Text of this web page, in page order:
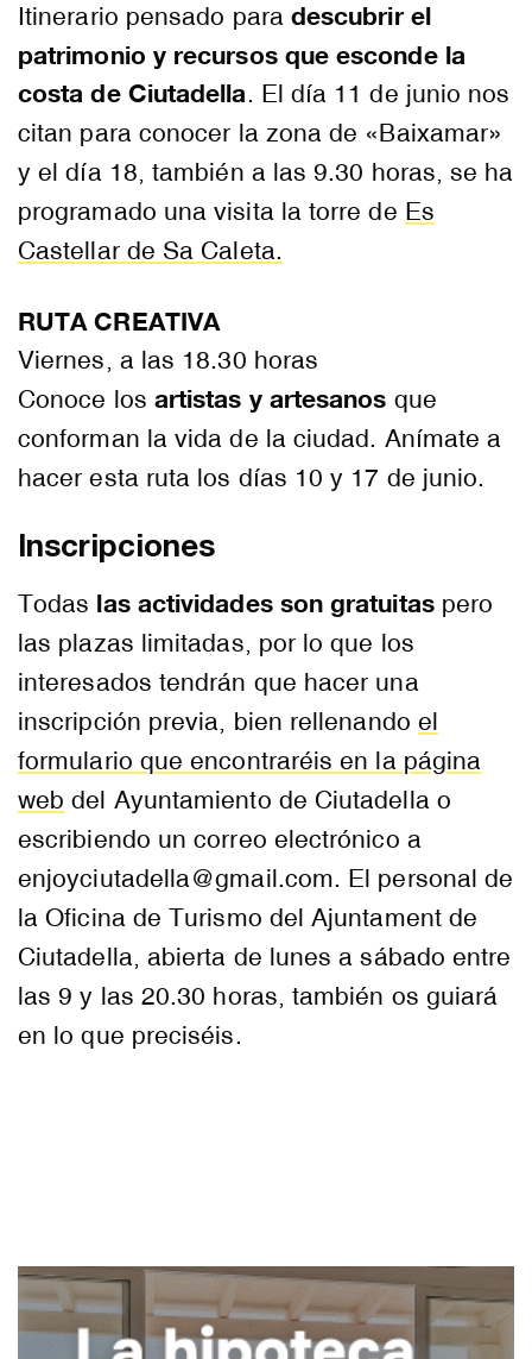
Itinerario pensado para descubrir el
patrimonio y recursos que esconde la
costa de Ciutadella. El día 11 de junio nos
citan para conocer la zona de «Baixamar»
y el día 18, también a las 9.30 horas, se ha
programado una visita la torre de Es
Castellar de Sa Caleta.
RUTA CREATIVA
Viernes, a las 18.30 horas
Conoce los artistas y artesanos que
conforman la vida de la ciudad. Anímate a
hacer esta ruta los días 10 y 17 de junio.
Inscripciones
Todas las actividades son gratuitas pero
las plazas limitadas, por lo que los
interesados tendrán que hacer una
inscripción previa, bien rellenando el
formulario que encontraréis en la página
web del Ayuntamiento de Ciutadella o
escribiendo un correo electrónico a
enjoyciutadella@gmail.com. El personal de
la Oficina de Turismo del Ajuntament de
Ciutadella, abierta de lunes a sábado entre
las 9 y las 20.30 horas, también os guiará
en lo que preciséis.